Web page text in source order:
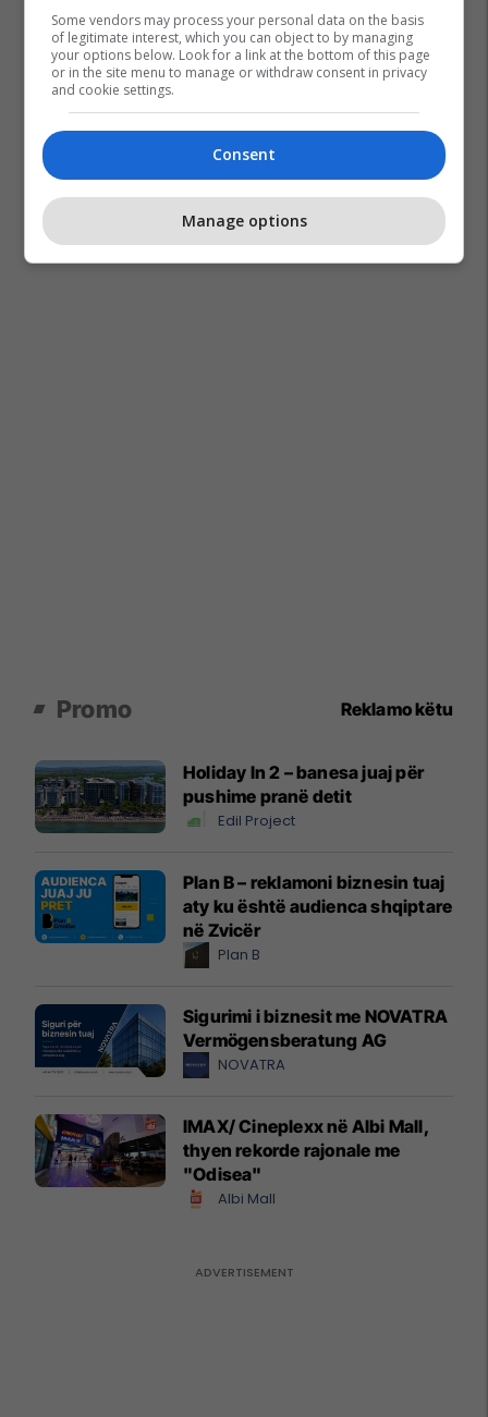
Promo Reklamo këtu
Holiday In 2 – banesa juaj për
pushime pranë detit
Edil Project
Plan B – reklamoni biznesin tuaj
aty ku është audienca shqiptare
në Zvicër
Plan B
Sigurimi i biznesit me NOVATRA
Vermögensberatung AG
NOVATRA
IMAX/ Cineplexx në Albi Mall,
thyen rekorde rajonale me
"Odisea"
Albi Mall
Some vendors may process your personal data on the basis
of legitimate interest, which you can object to by managing
your options below. Look for a link at the bottom of this page
or in the site menu to manage or withdraw consent in privacy
and cookie settings.
Consent
Manage options